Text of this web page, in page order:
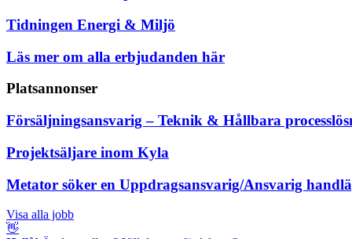
Tidningen Energi & Miljö
Läs mer om alla erbjudanden här
Platsannonser
Försäljningsansvarig – Teknik & Hållbara
Projektsäljare inom Kyla
Metator söker en Uppdragsansvarig/Ansvarig
Visa alla jobb
👋